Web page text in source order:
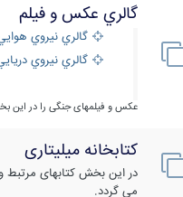
گالري عكس و فيلم
گالري نيروي
گالري نيروي
عکس و فیلمهای جنگی را در این
کتابخانه میلیتاری
در این بخش کتابهای مرتبط
می گردد.